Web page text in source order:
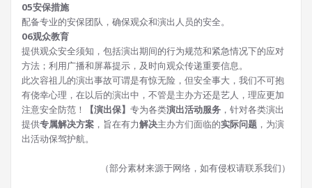
05安保措施
配备专业的安保团队，确保观众和演出人员的安全。
06观众教育
提供观众安全须知，包括演出期间的行为规范和紧急情况下的应对
方法；利用广播和屏幕提示，及时向观众传递重要信息。
此次容祖儿的演出事故可谓是有惊无险，但安全事大，我们不可抱
有侥幸心理，在以后的演出中，不管是主办方还是艺人，理应更加
注意安全防范！
【演出保】 专为各类演出活动服务 ，针对各类演出
提供专属解决方案 ，旨在有力解决主办方们面临的实际问题 ，为演
出活动保驾护航。
（部分素材来源于网络，如有侵权请联系我们）